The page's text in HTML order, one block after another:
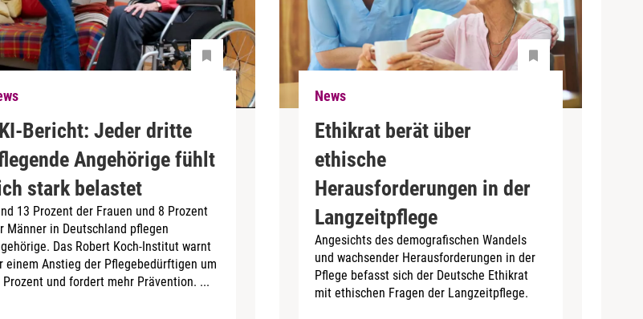
Bericht: Jeder dritte
Angehörige fühlt
stark belastet
13 Prozent der Frauen und 8 Prozent
Männer in Deutschland pflegen
Das Robert Koch-Institut warnt
einem Anstieg der Pflegebedürftigen um
Prozent und fordert mehr Prävention. ...
News
Ethikrat berät über
ethische
Herausforderungen in der
Langzeitpflege
Angesichts des demografischen Wandels
und wachsender Herausforderungen in der
Pflege befasst sich der Deutsche Ethikrat
mit ethischen Fragen der Langzeitpflege.